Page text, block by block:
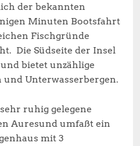
der bekannten
Minuten Bootsfahrt
Fischgründe
Die Südseite der Insel
bietet unzählige
und Unterwasserbergen.
ruhig gelegene
Auresund umfaßt ein
mit 3